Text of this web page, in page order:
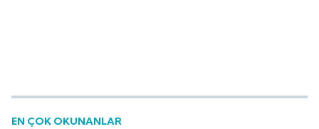
EN ÇOK OKUNANLAR